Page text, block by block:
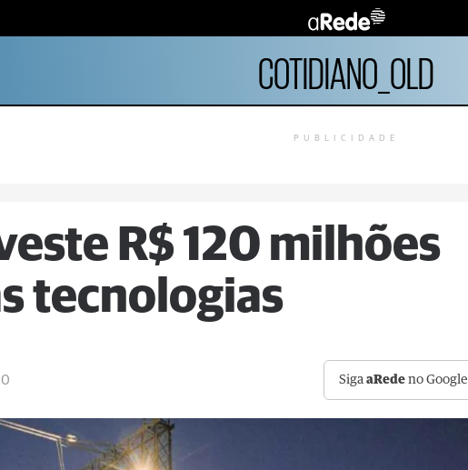
COTIDIANO_OLD
PUBLICIDADE
R$ 120 milhões
tecnologias
SigaaRede no Google